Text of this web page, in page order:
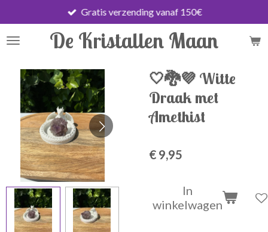
direct
naar
hoofdinhoud
De Kristallen Maan
Gratis verzending vanaf 150€
🤍🐉💜 Witte
Draak met
Amethist
€ 9,95
In
winkelwagen